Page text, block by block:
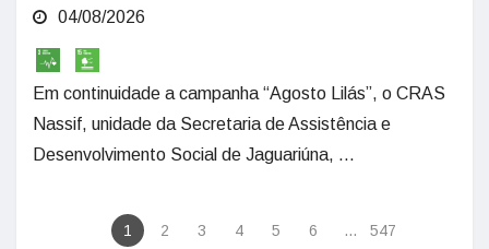
04/08/2026
Em continuidade a campanha “Agosto Lilás”, o CRAS
Nassif, unidade da Secretaria de Assistência e
Desenvolvimento Social de Jaguariúna, ...
1 2 3 4 5 6 ... 547